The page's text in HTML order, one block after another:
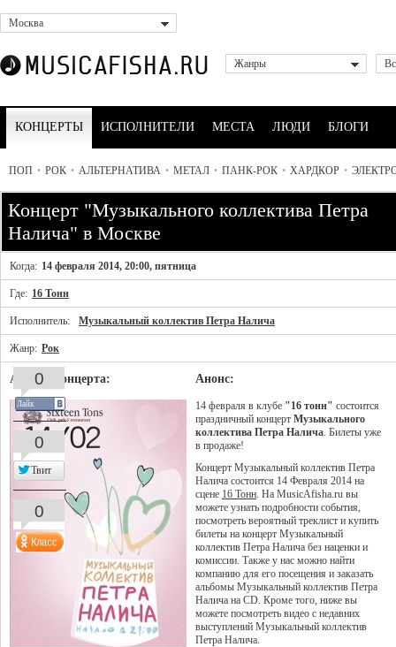
Москва
Жанры
КОНЦЕРТЫ ИСПОЛНИТЕЛИ МЕСТА ЛЮДИ БЛОГИ
ПОП • РОК • АЛЬТЕРНАТИВА • МЕТАЛ • ПАНК-РОК • ХАРДКОР •
Концерт "Музыкального коллектива Петра
Налича" в Москве
Когда: 14 февраля 2014, 20:00, пятница
Где: 16 Тонн
Исполнитель: Музыкальный коллектив Петра Налича
Жанр: Рок
Афиша концерта: Анонс:
14 февраля в клубе "16 тонн" состоится
праздничный концерт Музыкального
коллектива Петра Налича. Билеты уже
в продаже!
Концерт Музыкальный коллектив Петра
Налича состоится 14 Февраля 2014 на
сцене 16 Тонн. На MusicAfisha.ru вы
можете узнать подробности события,
посмотреть вероятный треклист и купить
билеты на концерт Музыкальный
коллектив Петра Налича без наценки и
комиссии. Также у нас можно найти
компанию для его посещения и заказать
альбомы Музыкальный коллектив Петра
Налича на CD. Кроме того, ниже вы
можете посмотреть видео с недавних
выступлений Музыкальный коллектив
Петра Налича.
0
Лайк
0
Твит
0